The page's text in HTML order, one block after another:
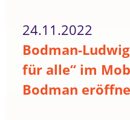
24.11.2022
Bodman-
für alle“ im
Bodman